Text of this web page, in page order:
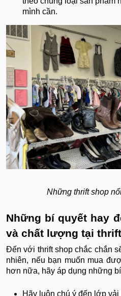
mình cần.
Những thrift shop
Những bí quyết hay
và chất lượng tại
Đến với thrift shop chắc chắn
nhiên, nếu bạn muốn mua
hơn nữa, hãy áp dụng những
Hãy luôn chú ý đến lớp